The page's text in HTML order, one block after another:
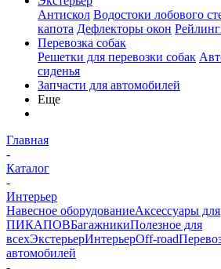
Антискол Водостоки лобового
капота Дефлекторы окон
Перевозка собак
Решетки для перевозки собак
сиденья
Запчасти для автомобилей
Еще
Главная
-
Каталог
-
Интерьер
Навесное оборудованиеАксессуары для
ПИКАПОВБагажникиПолезное для
всехЭкстерьерИнтерьерOff-road
автомобилей